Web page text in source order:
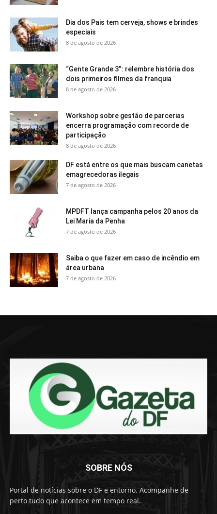
Dia dos Pais tem cerveja, shows e brindes
especiais
8 de agosto de 2026
“Gente Grande 3”: relembre história dos
dois primeiros filmes da franquia
8 de agosto de 2026
Workshop sobre gestão de parcerias
encerra programação com recorde de
participação
8 de agosto de 2026
DF está entre os que mais buscam canetas
emagrecedoras ilegais
7 de agosto de 2026
MPDFT lança campanha pelos 20 anos da
Lei Maria da Penha
7 de agosto de 2026
Saiba o que fazer em caso de incêndio em
área urbana
7 de agosto de 2026
SOBRE NÓS
Portal de notícias sobre o DF e entorno. Acompanhe de
perto tudo que acontece em tempo real.